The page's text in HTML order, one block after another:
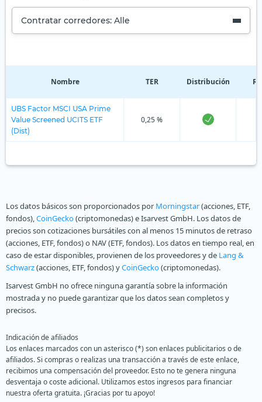
Contratar corredores: Alle
Nombre TER Distribución
UBS Factor MSCI USA Prime
Value Screened UCITS ETF
(Dist)
0,25 %
Los datos básicos son proporcionados por Morningstar(acciones, ETF,
fondos), CoinGecko(criptomonedas) e Isarvest GmbH. Los datos de
precios son cotizaciones bursátiles con al menos 15 minutos de retraso
(acciones, ETF, fondos) o NAV (ETF, fondos). Los datos en tiempo real, en
caso de estar disponibles, provienen de los proveedores y de Lang &
Schwarz(acciones, ETF, fondos) yCoinGecko(criptomonedas).
Isarvest GmbH no ofrece ninguna garantía sobre la información
mostrada y no puede garantizar que los datos sean completos y
precisos.
Indicación de afiliados
Los enlaces marcados con un asterisco (*) son enlaces publicitarios o de
afiliados. Si compras o realizas una transacción a través de este enlace,
recibimos una compensación del proveedor. Esto no te genera ninguna
desventaja o coste adicional. Utilizamos estos ingresos para financiar
nuestra oferta gratuita. ¡Gracias por tu apoyo!